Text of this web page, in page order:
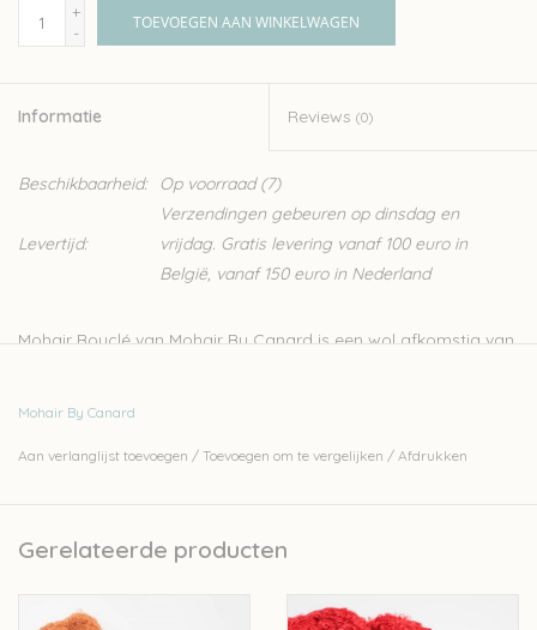
+
-
TOEVOEGEN AAN WINKELWAGEN
Informatie Reviews (0)
Beschikbaarheid: Op voorraad(7)
Levertijd:
Verzendingen gebeuren op dinsdag en
vrijdag. Gratis levering vanaf 100 euro in
België, vanaf 150 euro in Nederland
Mohair Bouclé van Mohair By Canard is een wol afkomstig van
voor een mooie structuur zorgt. Het is gemaakt van een iets
erg vlot waardoor je in geen tijd een warme sjaal, trui of deken
uit één streng worden gebreid.
Mohair By Canard
Aan verlanglijst toevoegen / Toevoegen om te vergelijken / Afdrukken
Gerelateerde producten